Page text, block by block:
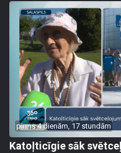
pirms 4 dienām, 17 stundām
Katoļticīgie sāk